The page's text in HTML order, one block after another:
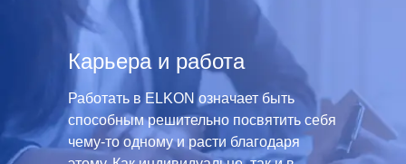
Карьера и работа
Работать в ELKON означает быть
способным решительно посвятить себя
чему-то одному и расти благодаря